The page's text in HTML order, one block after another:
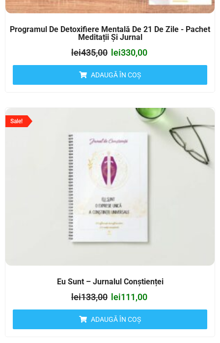
Programul De Detoxifiere Mentală De 21 De Zile - Pachet
Meditații Și Jurnal
lei435,00 lei330,00
ADAUGĂ ÎN COȘ
Sale!
Eu Sunt – Jurnalul Conștienței
lei133,00 lei111,00
ADAUGĂ ÎN COȘ